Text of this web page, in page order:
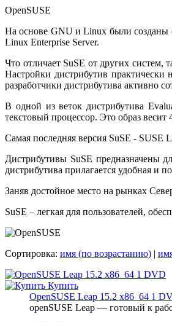
OpenSUSE
На основе GNU и Linux были созданы
Linux Enterprise Server.
Что отличает SuSE от других систем,
Настройки дистрибутив практически
разработчики дистрибутива активно
В одной из веток дистрибутива
текстовый процессор. Это образ
Самая последняя версия SuSE - SUSE
Дистрибутивы SuSE предназначены
дистрибутива прилагается удобная и
Заняв достойное место на рынках
SuSE – легкая для пользователей,
Сортировка: имя (по возрастанию) |
Купить
OpenSUSE Leap 15.2 x86_64 1
openSUSE Leap — готовый к